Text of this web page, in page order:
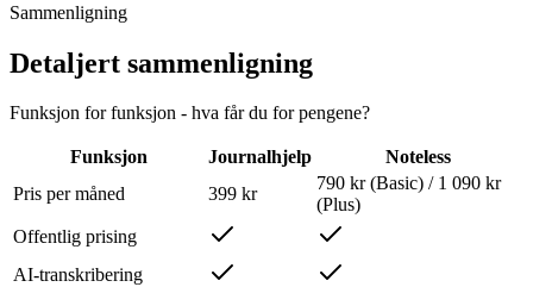
Sammenligning
Detaljert sammenligning
Funksjon for funksjon - hva får du for pengene?
Funksjon Journalhjelp
Noteless
Pris per måned
399 kr
790 kr (Basic) / 1 090 kr
(Plus)
Offentlig prising
AI-transkribering